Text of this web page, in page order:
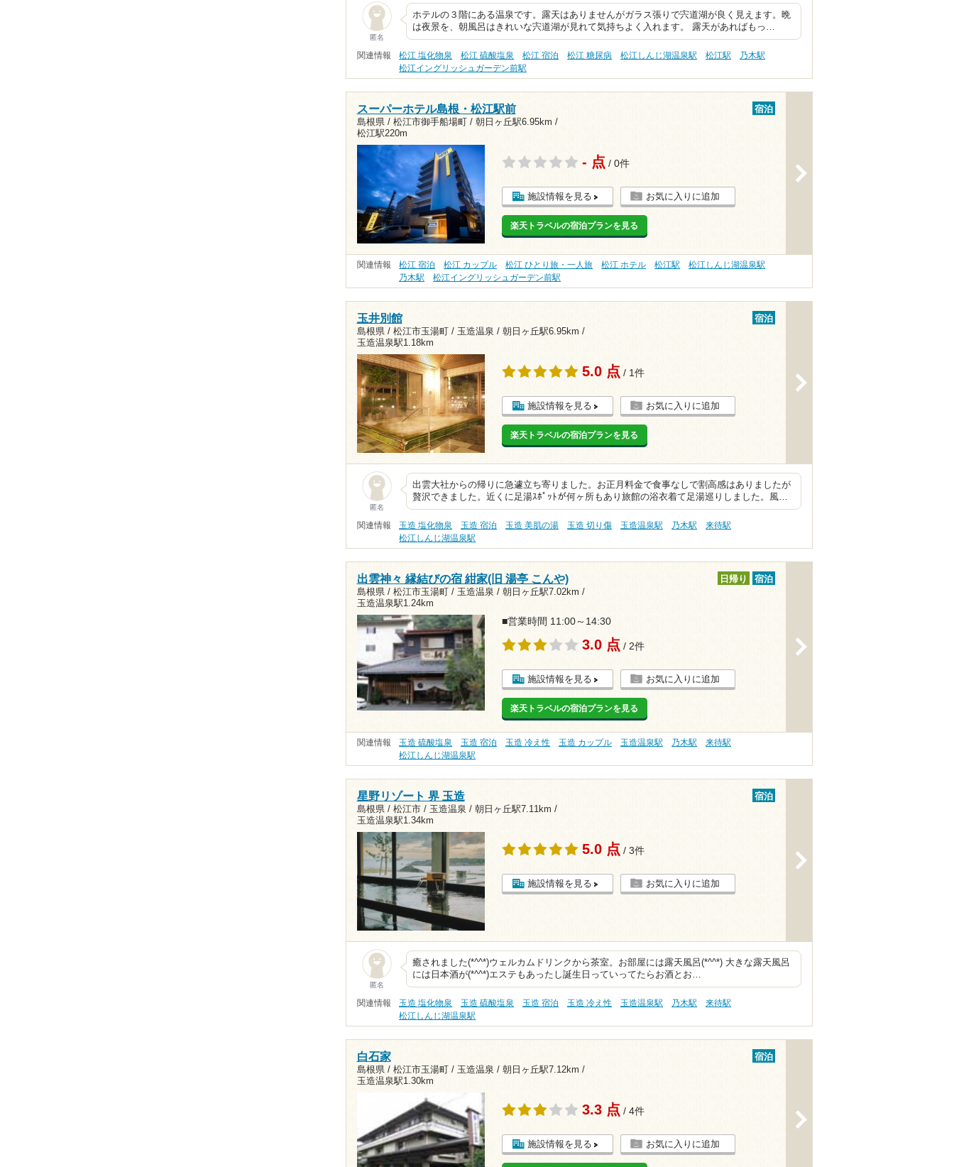
匿名
ホテルの３階にある温泉です。露天はありませんがガラス張りで宍道湖が良く見えます。晩
は夜景を、朝風呂はきれいな宍道湖が見れて気持ちよく入れます。 露天があればもっ…
関連情報 松江 塩化物泉 松江 硫酸塩泉 松江 宿泊 松江 糖尿病 松江しんじ湖温泉駅 松江駅
乃木駅
松江イングリッシュガーデン前駅
スーパーホテル島根・松江駅前
島根県 / 松江市御手船場町 / 朝日ヶ丘駅6.95km /
松江駅220m
宿泊
- 点 / 0件
施設情報を見る お気に入りに追加
楽天トラベルの宿泊プランを見る
関連情報 松江 宿泊 松江 カップル 松江 ひとり旅・一人旅 松江 ホテル 松江駅
松江しんじ湖温泉駅
乃木駅
松江イングリッシュガーデン前駅
玉井別館
島根県 / 松江市玉湯町 / 玉造温泉 / 朝日ヶ丘駅6.95km /
玉造温泉駅1.18km
宿泊
5.0 点 / 1件
施設情報を見る お気に入りに追加
楽天トラベルの宿泊プランを見る
匿名
出雲大社からの帰りに急遽立ち寄りました。お正月料金で食事なしで割高感はありましたが
贅沢できました。近くに足湯ｽﾎﾟｯﾄが何ヶ所もあり旅館の浴衣着て足湯巡りしました。風…
関連情報 玉造 塩化物泉 玉造 宿泊 玉造 美肌の湯 玉造 切り傷 玉造温泉駅 乃木駅
来待駅
松江しんじ湖温泉駅
出雲神々 縁結びの宿 紺家(旧 湯亭 こんや)
島根県 / 松江市玉湯町 / 玉造温泉 / 朝日ヶ丘駅7.02km /
玉造温泉駅1.24km
日帰り 宿泊
■営業時間 11:00～14:30
3.0 点 / 2件
施設情報を見る お気に入りに追加
楽天トラベルの宿泊プランを見る
関連情報 玉造 硫酸塩泉 玉造 宿泊 玉造 冷え性 玉造 カップル 玉造温泉駅 乃木駅
来待駅
松江しんじ湖温泉駅
星野リゾート 界 玉造
島根県 / 松江市 / 玉造温泉 / 朝日ヶ丘駅7.11km /
玉造温泉駅1.34km
宿泊
5.0 点 / 3件
施設情報を見る お気に入りに追加
匿名
癒されました(*^^*)ウェルカムドリンクから茶室。お部屋には露天風呂(*^^*) 大きな露天風呂
には日本酒が(*^^*)エステもあったし誕生日っていってたらお酒とお…
関連情報 玉造 塩化物泉 玉造 硫酸塩泉 玉造 宿泊 玉造 冷え性 玉造温泉駅 乃木駅
来待駅
松江しんじ湖温泉駅
白石家
島根県 / 松江市玉湯町 / 玉造温泉 / 朝日ヶ丘駅7.12km /
玉造温泉駅1.30km
宿泊
3.3 点 / 4件
施設情報を見る お気に入りに追加